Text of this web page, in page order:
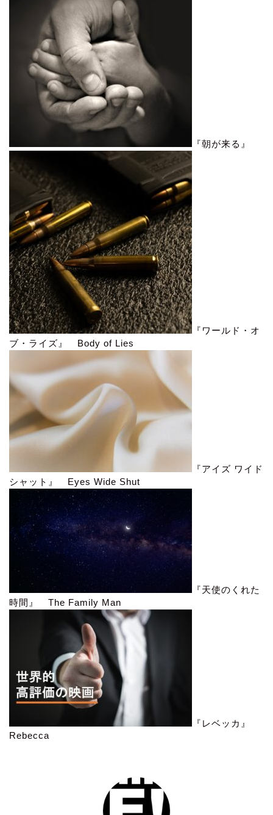
『朝が来る』
『ワールド・オ
ブ・ライズ』 Body of Lies
『アイズ ワイド
シャット』 Eyes Wide Shut
『天使のくれた
時間』 The Family Man
『レベッカ』
Rebecca